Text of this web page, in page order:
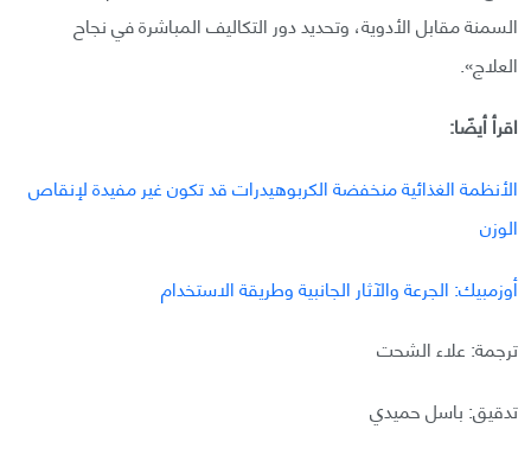
السمنة مقابل الأدوية، وتحديد دور التكاليف المباشرة في نجاح
العلاج».
اقرأ أيضًا:
الأنظمة الغذائية منخفضة الكربوهيدرات قد تكون غير مفيدة لإنقاص
الوزن
أوزمبيك: الجرعة والآثار الجانبية وطريقة الاستخدام
ترجمة: علاء الشحت
تدقيق: باسل حميدي